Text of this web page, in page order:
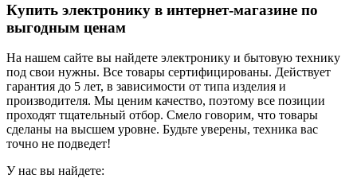
Купить электронику в интернет-магазине по
выгодным ценам
На нашем сайте вы найдете электронику и бытовую технику
под свои нужны. Все товары сертифицированы. Действует
гарантия до 5 лет, в зависимости от типа изделия и
производителя. Мы ценим качество, поэтому все позиции
проходят тщательный отбор. Смело говорим, что товары
сделаны на высшем уровне. Будьте уверены, техника вас
точно не подведет!
У нас вы найдете: